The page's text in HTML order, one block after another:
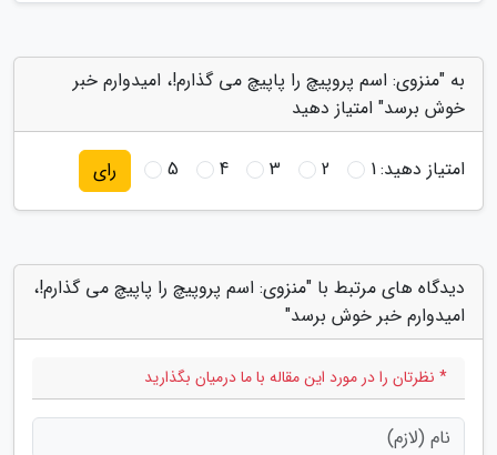
به "منزوی: اسم پروپیچ را پاپیچ می گذارم!، امیدوارم خبر
خوش برسد" امتیاز دهید
امتیاز دهید:1
2
3
4
5 رای
دیدگاه های مرتبط با "منزوی: اسم پروپیچ را پاپیچ می گذارم!،
امیدوارم خبر خوش برسد"
* نظرتان را در مورد این مقاله با ما درمیان بگذارید